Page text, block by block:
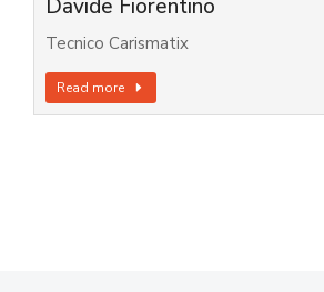
Davide Fiorentino
Tecnico Carismatix
Read more